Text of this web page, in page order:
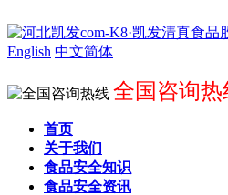
English 中文简体
全国咨询热
首页
关于我们
食品安全知识
食品安全资讯